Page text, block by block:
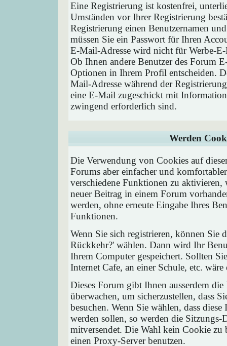
Eine Registrierung ist kostenfrei,
Umständen vor Ihrer Registrierung
Registrierung einen Benutzernamen
müssen Sie ein Passwort für Ihren
E-Mail-Adresse wird nicht für Werbe-
Ob Ihnen andere Benutzer des Forum
Optionen in Ihrem Profil entscheiden.
Mail-Adresse während der
eine E-Mail zugeschickt mit
zwingend erforderlich sind.
Werden
Die Verwendung von Cookies auf
Forums aber einfacher und
verschiedene Funktionen zu
neuer Beitrag in einem Forum
werden, ohne erneute Eingabe Ihres
Funktionen.
Wenn Sie sich registrieren, können Sie
Rückkehr?' wählen. Dann wird Ihr
Ihrem Computer gespeichert. Sollten
Internet Cafe, an einer Schule, etc.
Dieses Forum gibt Ihnen ausserdem
überwachen, um sicherzustellen, dass
besuchen. Wenn Sie wählen, dass
werden sollen, so werden die
mitversendet. Die Wahl kein Cookie zu
einen Proxy-Server benutzen.